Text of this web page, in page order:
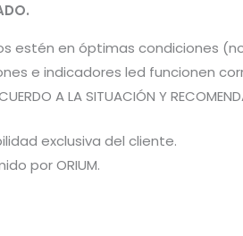
estén en óptimas condiciones
led funcionen
A LA SITUACIÓN Y
exclusiva del cliente.
por ORIUM.